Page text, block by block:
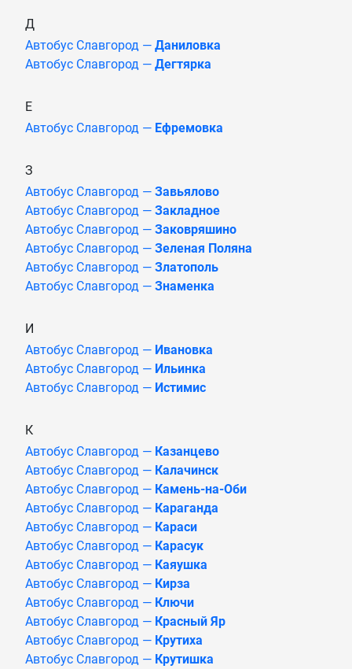
Д
Автобус Славгород — Даниловка
Автобус Славгород — Дегтярка
Е
Автобус Славгород — Ефремовка
З
Автобус Славгород — Завьялово
Автобус Славгород — Закладное
Автобус Славгород — Заковряшино
Автобус Славгород — Зеленая Поляна
Автобус Славгород — Златополь
Автобус Славгород — Знаменка
И
Автобус Славгород — Ивановка
Автобус Славгород — Ильинка
Автобус Славгород — Истимис
К
Автобус Славгород — Казанцево
Автобус Славгород — Калачинск
Автобус Славгород — Камень-на-Оби
Автобус Славгород — Караганда
Автобус Славгород — Караси
Автобус Славгород — Карасук
Автобус Славгород — Каяушка
Автобус Славгород — Кирза
Автобус Славгород — Ключи
Автобус Славгород — Красный Яр
Автобус Славгород — Крутиха
Автобус Славгород — Крутишка